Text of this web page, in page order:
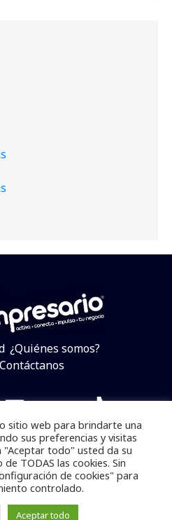
¿Quiénes somos?
Contáctanos
LinkedIn
Telegram
YouTube
TikTok
los derechos reservados.
total o parcial sin
a la fuente.
sitio web para brindarte una
sus preferencias y visitas
"Aceptar todo" usted da su
TODAS las cookies. Sin
de cookies" para
controlado.
Aceptar todo